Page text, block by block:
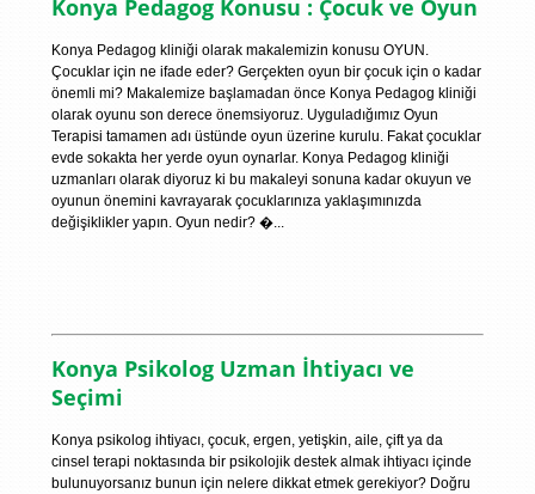
Konya Pedagog Konusu : Çocuk ve Oyun
Konya Pedagog kliniği olarak makalemizin konusu OYUN.
Çocuklar için ne ifade eder? Gerçekten oyun bir çocuk için o kadar
önemli mi? Makalemize başlamadan önce Konya Pedagog kliniği
olarak oyunu son derece önemsiyoruz. Uyguladığımız Oyun
Terapisi tamamen adı üstünde oyun üzerine kurulu. Fakat çocuklar
evde sokakta her yerde oyun oynarlar. Konya Pedagog kliniği
uzmanları olarak diyoruz ki bu makaleyi sonuna kadar okuyun ve
oyunun önemini kavrayarak çocuklarınıza yaklaşımınızda
değişiklikler yapın. Oyun nedir? �...
Konya Psikolog Uzman İhtiyacı ve
Seçimi
Konya psikolog ihtiyacı, çocuk, ergen, yetişkin, aile, çift ya da
cinsel terapi noktasında bir psikolojik destek almak ihtiyacı içinde
bulunuyorsanız bunun için nelere dikkat etmek gerekiyor? Doğru